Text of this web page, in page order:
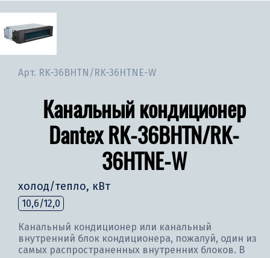
Арт. RK-36BHTN/RK-36HTNE-W
Канальный кондиционер
Dantex RK-36BHTN/RK-
36HTNE-W
холод/тепло, кВт
10,6/12,0
Канальный кондиционер или канальный
внутренний блок кондиционера, пожалуй, один из
самых распространенных внутренних блоков. В